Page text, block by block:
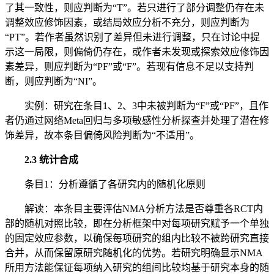
了其一致性，则应判断为“T”。若只进行了部分调整仍存在未
调整效应修饰因素，或结局效应分析不充分，则应判断为
“PT”。若作者虽然识别了差异但未进行调整，只在讨论中提
示这一局限，则偏倚仍存在，或作者未发现或探索效应修饰因
素差异，则应判断为“PF”或“F”。若现有信息不足以支持判
断，则应判断为“NI”。
实例：研究在条目1、2、3中未被判断为“F”或“PF”，且作
者仍通过网络Meta回归与多项敏感性分析探查并处理了潜在修
饰差异，故本条目偏倚风险判断为“不适用”。
2.3 统计合成
条目1：分析遵循了各研究内的随机化原则
解读：本条目主要评估NMA分析方法是否尊重各RCT内
部的随机对照比较，即在分析框架中对每项研究赋予一个单独
的固定效应参数，以确保每项研究的组内比较不被跨研究直接
合并，从而保留原研究随机化的优势。若研究明确显示NMA
所用方法能保证每项纳入研究的组间比较均基于研究本身的随